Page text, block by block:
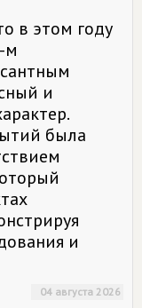
в этом году
м
и
была
и
04 августа 2026